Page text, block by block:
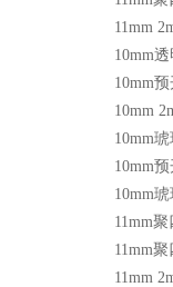
11mm
10mm透
10mm预
10mm
10mm琥
10mm预
10mm琥
11mm聚
11mm聚
11mm